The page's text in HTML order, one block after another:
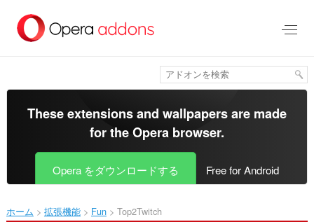
メ
ツ
移
These extensions and wallpapers are made
for theOpera browser.
Opera をダウンロードする Free for Android
ホーム 拡張機能 Fun Top2Twitch‎